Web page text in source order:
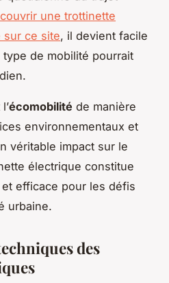
une trottinette
sur ce site, il devient facile
de mobilité pourrait
écomobilité de manière
environnementaux et
véritable impact sur le
électrique constitue
efficace pour les défis
urbaine.
des